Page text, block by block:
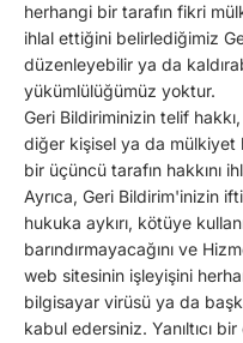
herhangi bir tarafın fikri
ihlal ettiğini belirlediğimiz
düzenleyebilir ya da
yükümlülüğümüz yoktur.
Geri Bildiriminizin telif
diğer kişisel ya da mülkiyet
bir üçüncü tarafın hakkını
Ayrıca, Geri Bildirim'inizin
hukuka aykırı, kötüye
barındırmayacağını ve
web sitesinin işleyişini
bilgisayar virüsü ya da
kabul edersiniz. Yanıltıcı